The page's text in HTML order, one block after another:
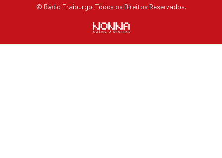
© Rádio Fraiburgo. Todos os Direitos Reservados.